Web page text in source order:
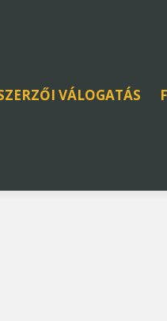
VÁLOGATÁS